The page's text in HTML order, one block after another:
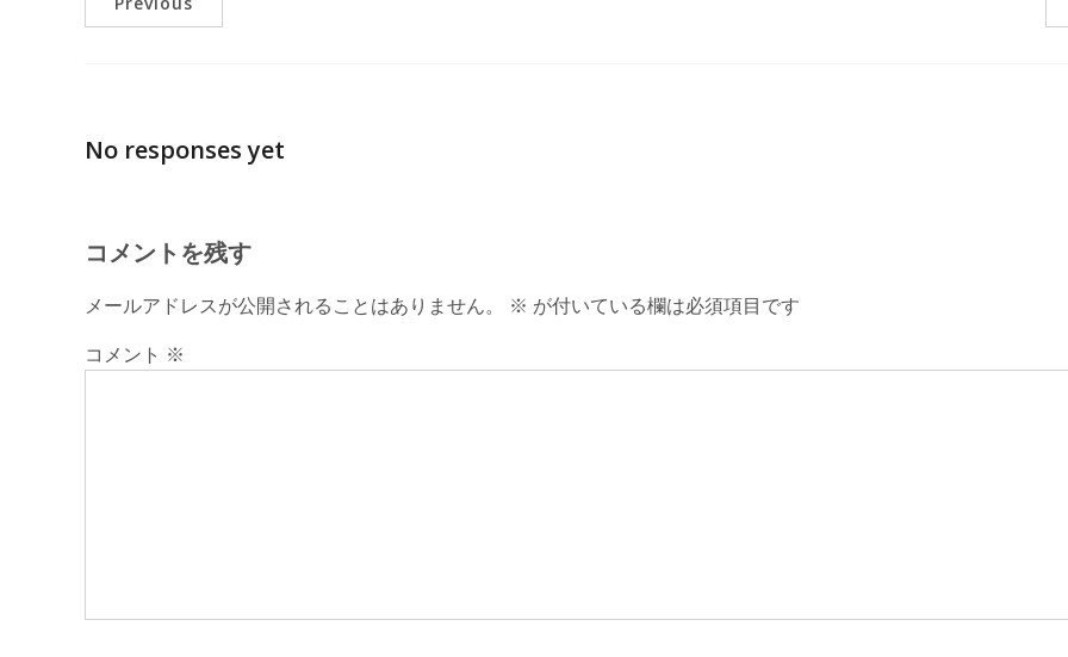
No responses yet
コメントを残す
メールアドレスが公開されることはありません。 ※ が付いている欄は必須項目です
コメント ※